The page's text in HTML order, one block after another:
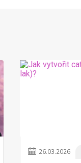
26.03.2026